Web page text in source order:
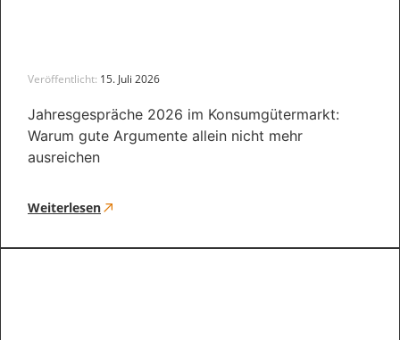
Veröffentlicht: 15. Juli 2026
Jahresgespräche 2026 im Konsumgütermarkt:
Warum gute Argumente allein nicht mehr
ausreichen
Weiterlesen